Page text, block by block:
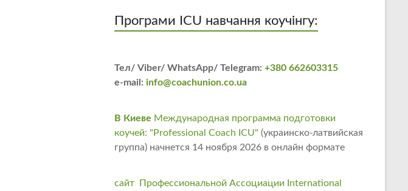
Програми ICU навчання коучінгу:
Тел/ Viber/ WhatsApp/ Telegram: +380 662603315
e-mail: info@coachunion.co.ua
В Киеве Международная программа подготовки
коучей: "Professional Coach ICU" (украинско-латвийская
группа) начнется 14 ноября 2026 в онлайн формате
сайт Профессиональной Ассоциации International